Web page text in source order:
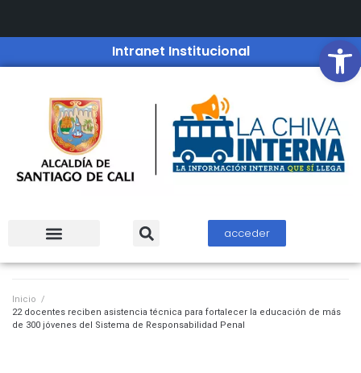
Intranet Institucional
acceder
Inicio /
22 docentes reciben asistencia técnica para fortalecer la educación de más
de 300 jóvenes del Sistema de Responsabilidad Penal